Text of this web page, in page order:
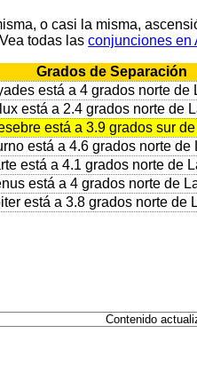
o casi la misma,
todas lasconjunciones en
Grados de Separación
está a 4 grados norte de
está a 2.4 grados norte de
está a 3.9 grados sur
está a 4.6 grados norte de
está a 4.1 grados norte de
está a 4 grados norte de
está a 3.8 grados norte de
Contenido